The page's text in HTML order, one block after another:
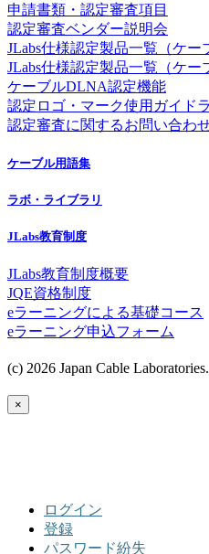
申請書類・認定審査項目
認定審査ベンダー説明会
JLabs仕様認定製品一覧（ケー
JLabs仕様認定製品一覧（ケー
ケーブルDLNA認定機能
認定ロゴ・マーク使用ガイド
認定審査に関するお問い合わ
ケーブル用語集
ラボ・ライブラリ
JLabs教育制度
JLabs教育制度概要
JQE資格制度
eラーニングによる基礎コース
eラーニング申込フォーム
(c) 2026 Japan Cable
×
ログイン
登録
パスワード紛失